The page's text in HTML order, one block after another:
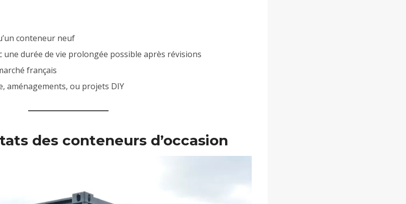
conteneur neuf
une durée de vie prolongée possible après révisions
français
aménagements, ou projets DIY
des conteneurs d’occasion